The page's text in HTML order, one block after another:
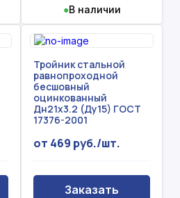
●В наличии
Тройник стальной
равнопроходной
бесшовный
оцинкованный
Дн21х3.2 (Ду15) ГОСТ
17376-2001
от 469 руб./шт.
Заказать